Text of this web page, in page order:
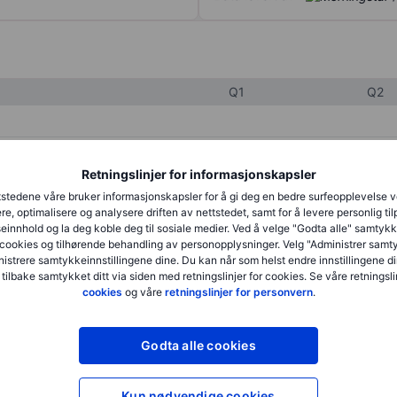
Retningslinjer for informasjonskapsler
våre bruker informasjonskapsler for å gi deg en bedre surfeopplevelse
optimalisere og analysere driften av nettstedet, samt for å levere personlig
og la deg koble deg til sosiale medier. Ved å velge "Godta alle"
og tilhørende behandling av personopplysninger. Velg "Administrer
samtykkeinnstillingene dine. Du kan når som helst endre innstillingene
samtykket ditt via siden med retningslinjer for cookies. Se våre
cookies og våre retningslinjer for personvern.
Godta alle cookies
Q1 Q2
XXXXXXX
XXXXXXX XXXXXXX
XXXXXXX XXXXXXX
XXXXXXX